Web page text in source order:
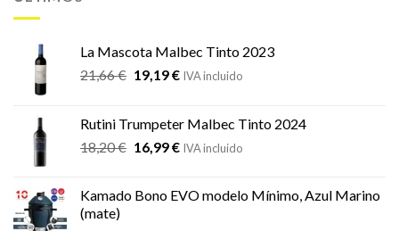
La Mascota Malbec Tinto 2023
21,66€ El
era:
21,66 €.
19,19€El
es:
19,19 €.
IVA incluido
Rutini Trumpeter Malbec Tinto 2024
18,20€ El
era:
16,99€El
es:
IVA incluido
Kamado Bono EVO modelo Mínimo, Azul Marino
(mate)